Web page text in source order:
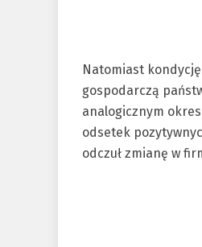
Natomiast
gospodarczą
analogicznym
odsetek
odczuł zmianę w